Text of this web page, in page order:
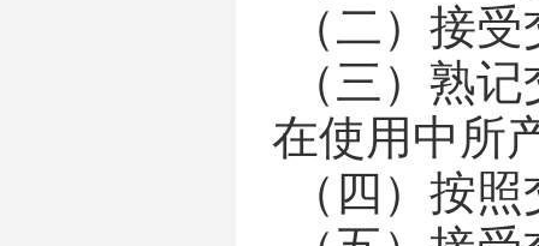
（二）接
（三）熟
在使用中所
（四）按